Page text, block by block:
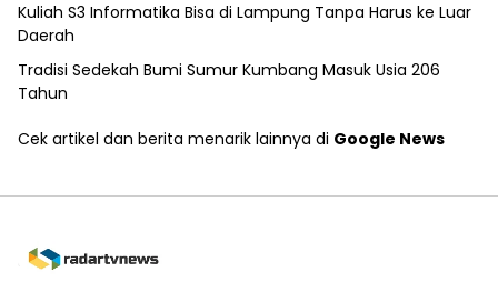
Kuliah S3 Informatika Bisa di Lampung Tanpa Harus ke Luar
Daerah
Tradisi Sedekah Bumi Sumur Kumbang Masuk Usia 206
Tahun
Cek artikel dan berita menarik lainnya di Google News